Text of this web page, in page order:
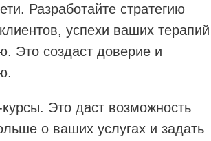
Разработайте стратегию
успехи ваших терапий
Это создаст доверие и
Это даст возможность
о ваших услугах и задать